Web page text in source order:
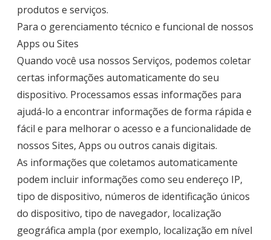
produtos e serviços.
Para o gerenciamento técnico e funcional de nossos
Apps ou Sites
Quando você usa nossos Serviços, podemos coletar
certas informações automaticamente do seu
dispositivo. Processamos essas informações para
ajudá-lo a encontrar informações de forma rápida e
fácil e para melhorar o acesso e a funcionalidade de
nossos Sites, Apps ou outros canais digitais.
As informações que coletamos automaticamente
podem incluir informações como seu endereço IP,
tipo de dispositivo, números de identificação únicos
do dispositivo, tipo de navegador, localização
geográfica ampla (por exemplo, localização em nível